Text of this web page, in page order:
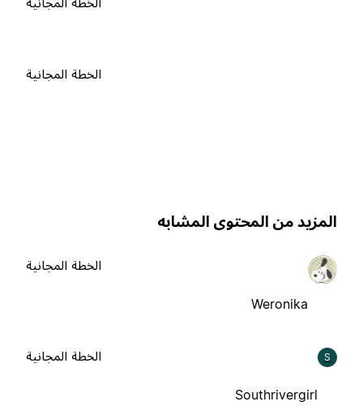
الخطة المجانية
من المحتوى المشابه
Weronika
الخطة المجانية
Southrivergirl
الخطة المجانية